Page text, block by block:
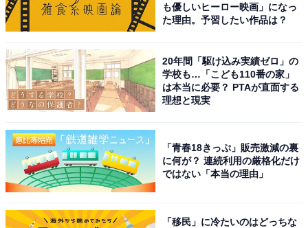
も優しいヒーロー映画」になっ
た理由。予習したい作品は？
20年間「駆け込み実績ゼロ」の
学校も…「こども110番の家」
は本当に必要？ PTAが直面する
理想と現実
「青春18きっぷ」販売激減の裏
に何が？ 連続利用の厳格化だけ
ではない「本当の理由」
「移民」に冷たいのはどっちな